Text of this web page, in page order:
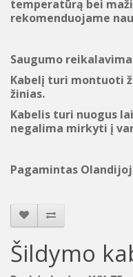
temperatūrą bei
rekomenduojame
Saugumo
Kabelį turi montuoti
žinias.
Kabelis turi nuogus
negalima mirkyti į
Pagamintas
Šildymo